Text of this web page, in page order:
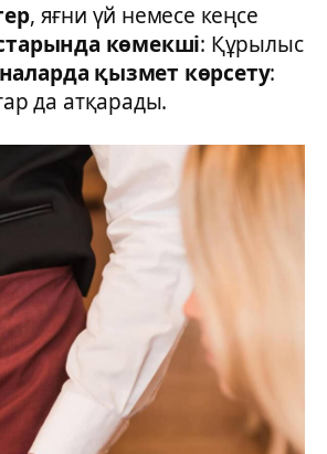
, яғни үй немесе кеңсе
көмекші: Құрылыс
қызмет көрсету:
да атқарады.